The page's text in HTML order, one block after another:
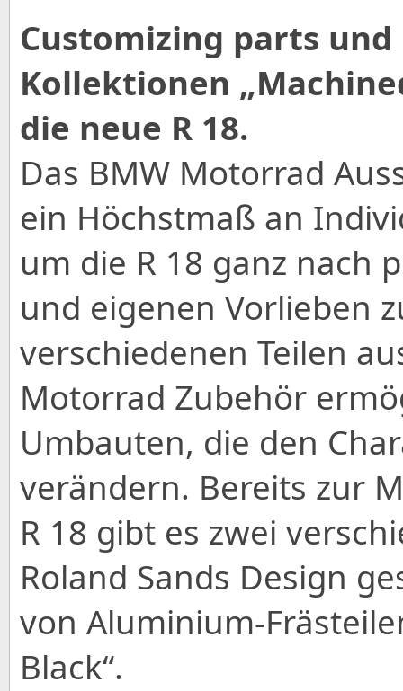
Customizing parts und
Kollektionen
die neue R 18.
Das BMW Motorrad
ein Höchstmaß an
um die R 18 ganz nach
und eigenen Vorlieben
verschiedenen Teilen
Motorrad Zubehör
Umbauten, die den
verändern. Bereits zur
R 18 gibt es zwei
Roland Sands Design
von Aluminium-
Black“.